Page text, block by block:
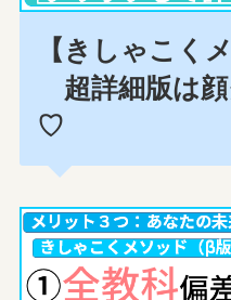
【きしゃこく
超詳細版は
♡